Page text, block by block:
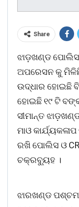
Share
ଝାଡ଼ଖଣ୍ଡ ପୋଲିସ
ଅପରେସନ କୁ
ଉଦ୍ଧାର ହୋଇଛି
ହୋଇଛି ୧୯ ଟି
ସୀମାନ୍ତ
ମାଓ
ରଖି ପୋଲିସ ଓ
ଚକ୍ରବ୍ୟୁହ ।
ଝାରଖଣ୍ଡ ପଶ୍ଚମ